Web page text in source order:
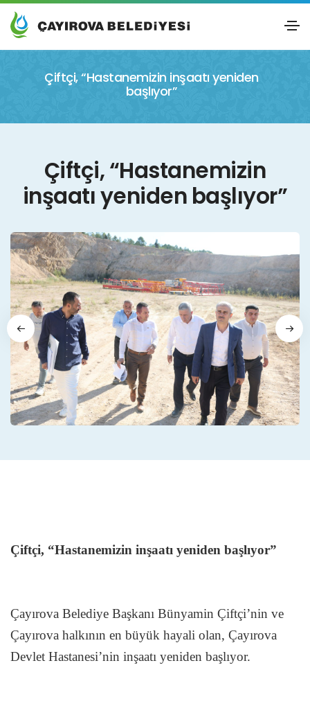
Çiftçi, “Hastanemizin inşaatı yeniden
başlıyor”
Çiftçi, “Hastanemizin
inşaatı yeniden başlıyor”
Çiftçi, “Hastanemizin inşaatı yeniden başlıyor”
Çayırova Belediye Başkanı Bünyamin Çiftçi’nin ve
Çayırova halkının en büyük hayali olan, Çayırova
Devlet Hastanesi’nin inşaatı yeniden başlıyor.